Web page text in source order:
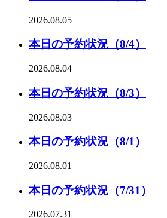
2026.08.05
本日の予約状況（8/4）
2026.08.04
本日の予約状況（8/3）
2026.08.03
本日の予約状況（8/1）
2026.08.01
本日の予約状況（7/31）
2026.07.31